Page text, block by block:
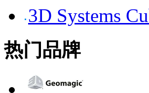
3D Systems
热门品牌